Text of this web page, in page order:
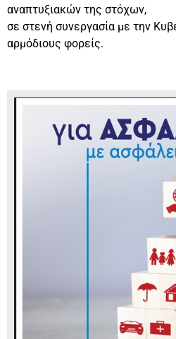
αναπτυξιακών της στόχων,
σε στενή συνεργασία με την
αρμόδιους φορείς.